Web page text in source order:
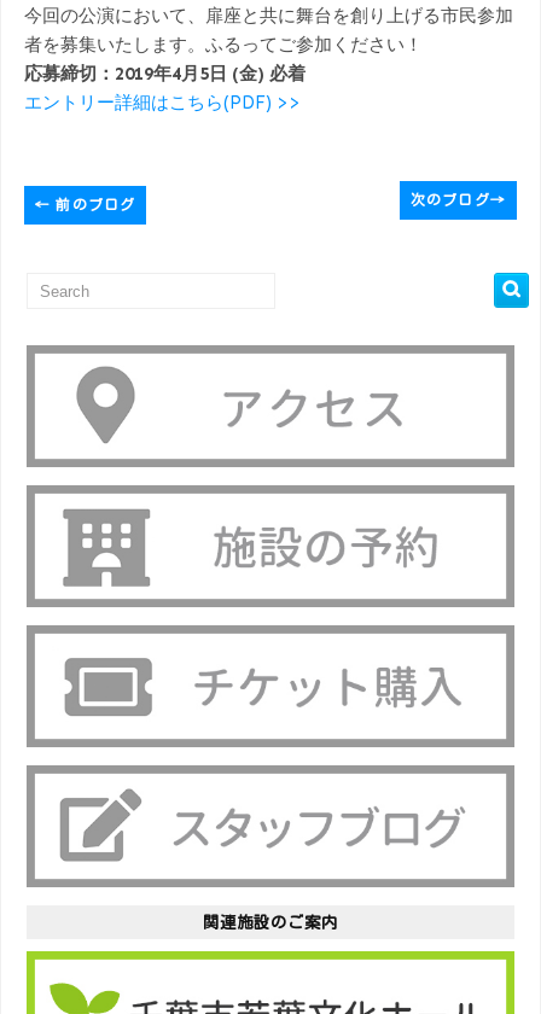
今回の公演において、扉座と共に舞台を創り上げる市民参加
者を募集いたします。ふるってご参加ください！
応募締切：2019年4月5日 (金) 必着
エントリー詳細はこちら(PDF) >>
← 前のブログ 次のブログ→
関連施設のご案内